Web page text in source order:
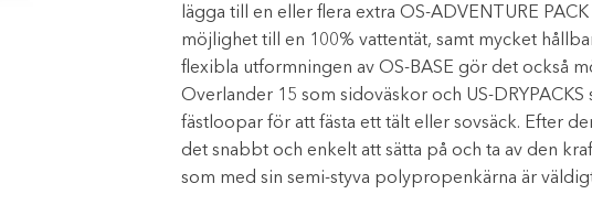
lägga till en eller flera extra OS-ADVENTURE
möjlighet till en 100% vattentät, samt mycket
flexibla utformningen av OS-BASE gör det också
Overlander 15 som sidoväskor och US-
fästloopar för att fästa ett tält eller sovsäck. Efter
det snabbt och enkelt att sätta på och ta av den
som med sin semi-styva polypropenkärna är